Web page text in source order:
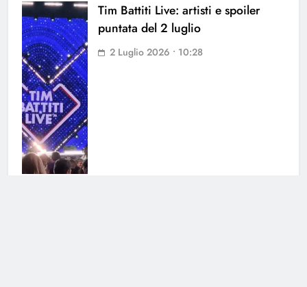
Tim Battiti Live: artisti e spoiler
puntata del 2 luglio
2 Luglio 2026 • 10:28